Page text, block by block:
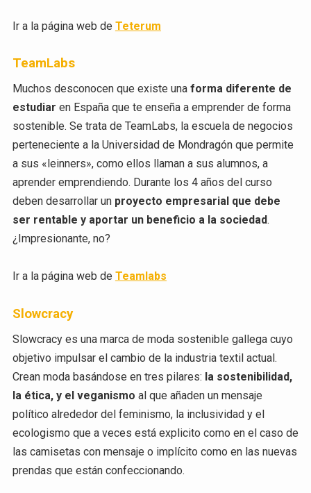
Ir a la página web de Teterum
TeamLabs
Muchos desconocen que existe una forma diferente de
estudiar en España que te enseña a emprender de forma
sostenible. Se trata de TeamLabs, la escuela de negocios
perteneciente a la Universidad de Mondragón que permite
a sus «leinners», como ellos llaman a sus alumnos, a
aprender emprendiendo. Durante los 4 años del curso
deben desarrollar un proyecto empresarial que debe
ser rentable y aportar un beneficio a la sociedad.
¿Impresionante, no?
Ir a la página web de Teamlabs
Slowcracy
Slowcracy es una marca de moda sostenible gallega cuyo
objetivo impulsar el cambio de la industria textil actual.
Crean moda basándose en tres pilares: la sostenibilidad,
la ética, y el veganismo al que añaden un mensaje
político alrededor del feminismo, la inclusividad y el
ecologismo que a veces está explicito como en el caso de
las camisetas con mensaje o implícito como en las nuevas
prendas que están confeccionando.